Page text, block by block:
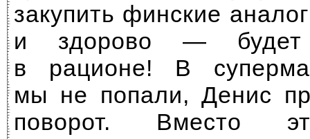
закупить финские
и здорово — будет
в рационе! В
мы не попали, Денис
поворот. Вместо